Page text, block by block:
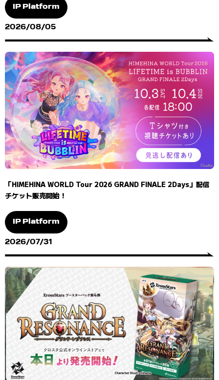
IP Platform
2026/08/05
「HIMEHINA WORLD Tour 2026 GRAND FINALE 2Days」配信
チケット販売開始！
IP Platform
2026/07/31